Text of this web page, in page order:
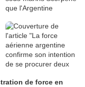
de force en